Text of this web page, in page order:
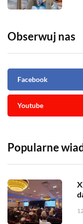
Obserwuj nas
Facebook
Youtube
Popularne